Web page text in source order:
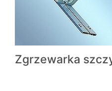
Zgrzewarka